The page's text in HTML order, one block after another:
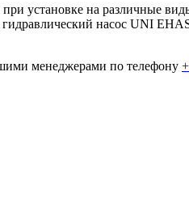
установке на различные
насос UNI
менеджерами по телефону